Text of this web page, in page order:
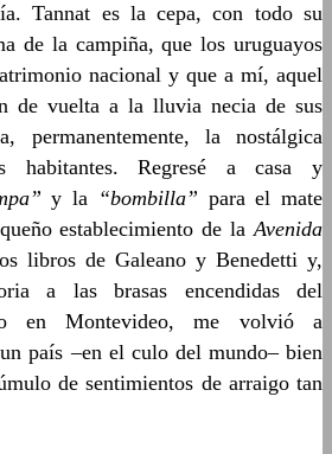
Tannat es la cepa, con todo su
de la campiña, que los uruguayos
nacional y que a mí, aquel
de vuelta a la lluvia necia de sus
permanentemente, la nostálgica
habitantes. Regresé a casa y
y la “bombilla” para el mate
establecimiento de laAvenida
libros de Galeano y Benedetti y,
a las brasas encendidas del
en Montevideo, me volvió a
país –en el culo del mundo– bien
de sentimientos de arraigo tan